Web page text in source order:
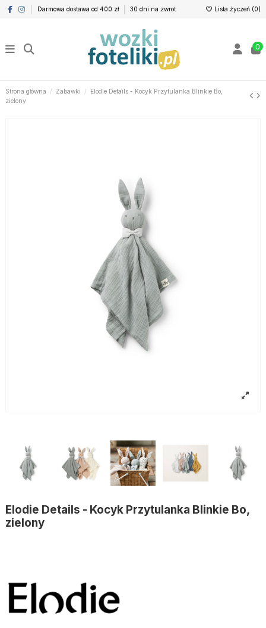
Darmowa dostawa od 400 zł 30 dni na zwrot Lista życzeń (0)
0
Strona główna Zabawki
Elodie Details - Kocyk Przytulanka Blinkie Bo,
zielony
Elodie Details - Kocyk Przytulanka Blinkie Bo,
zielony